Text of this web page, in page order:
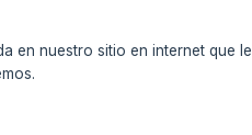
en nuestro sitio en internet que